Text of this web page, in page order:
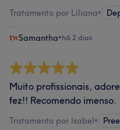
Tratamento por Liliana•
Samantha•há 2 dias
Muito profissionais,
fez!! Recomendo imenso.
Tratamento por Isabel•